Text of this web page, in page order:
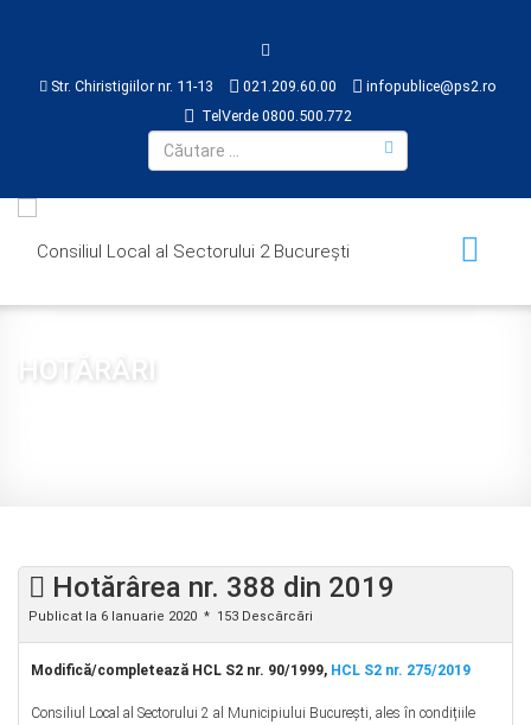
Str. Chiristigiilor nr. 11-13 021.209.60.00
infopublice@ps2.ro
TelVerde 0800.500.772
HOTĂRÂRI
Hotărârea nr. 388 din 2019
Publicat la 6 Ianuarie 2020 153 Descărcări
Modifică/completează HCL S2 nr. 90/1999, HCL S2 nr. 275/2019
Consiliul Local al Sectorului 2 al Municipiului București, ales în condițiile